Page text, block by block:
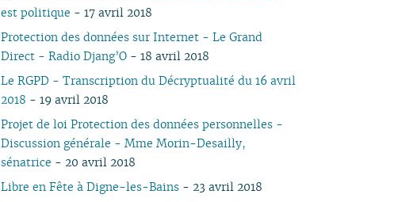
est politique - 17 avril 2018
Protection des données sur Internet - Le Grand
Direct - Radio Djang’O - 18 avril 2018
Le RGPD - Transcription du Décryptualité du 16 avril
2018 - 19 avril 2018
Projet de loi Protection des données personnelles -
Discussion générale - Mme Morin-Desailly,
sénatrice - 20 avril 2018
Libre en Fête à Digne-les-Bains - 23 avril 2018